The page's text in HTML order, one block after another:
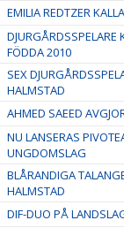
EMILIA REDTZER
DJURGÅRDSSPELARE
FÖDDA 2010
SEX
HALMSTAD
AHMED SAEED
NU LANSERAS
UNGDOMSLAG
BLÅRANDIGA
HALMSTAD
DIF-DUO PÅ